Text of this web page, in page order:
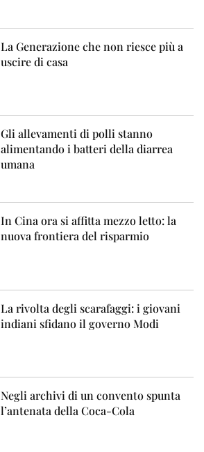
La Generazione che non riesce più a
uscire di casa
Gli allevamenti di polli stanno
alimentando i batteri della diarrea
umana
In Cina ora si affitta mezzo letto: la
nuova frontiera del risparmio
La rivolta degli scarafaggi: i giovani
indiani sfidano il governo Modi
Negli archivi di un convento spunta
l’antenata della Coca-Cola